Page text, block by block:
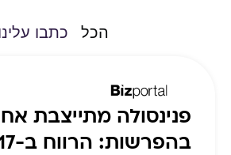
כתבו הכל
פנינסולה מתייצבת